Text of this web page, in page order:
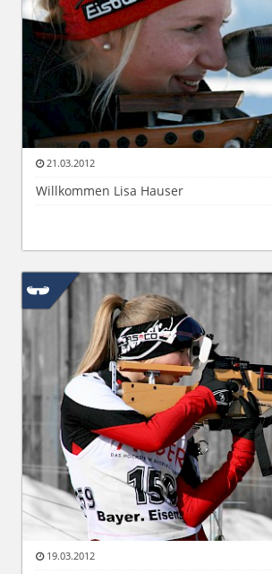
21.03.2012
Willkommen Lisa Hauser
19.03.2012